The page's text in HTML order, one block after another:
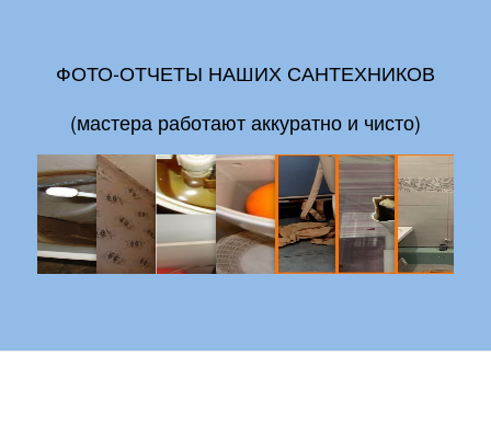
ФОТО-ОТЧЕТЫ НАШИХ САНТЕХНИКОВ
(мастера работают аккуратно и чисто)